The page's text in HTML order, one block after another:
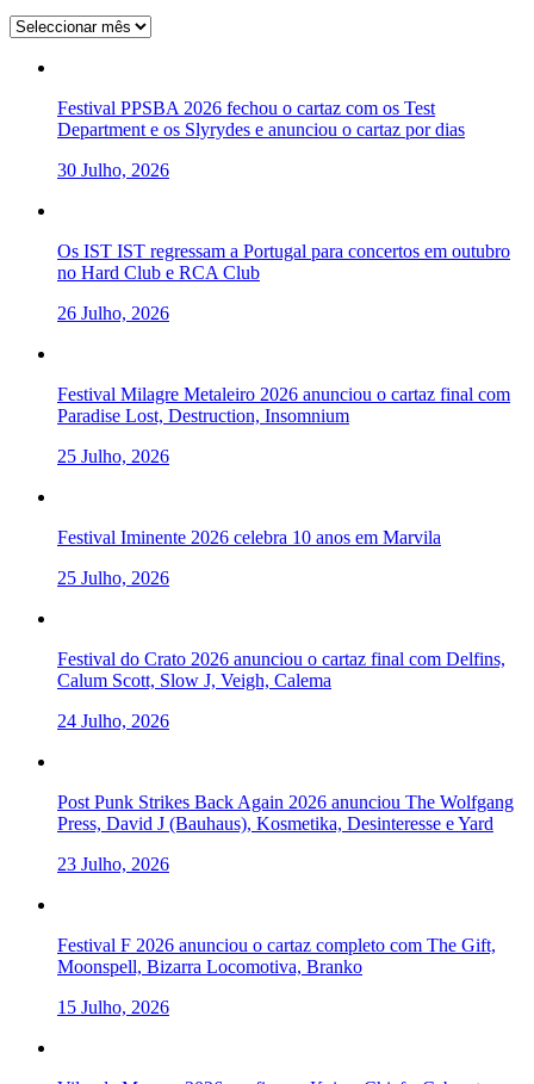
Arquivo
Festival PPSBA 2026 fechou o cartaz com os Test
Department e os Slyrydes e anunciou o cartaz por dias
30 Julho, 2026
Os IST IST regressam a Portugal para concertos em outubro
no Hard Club e RCA Club
26 Julho, 2026
Festival Milagre Metaleiro 2026 anunciou o cartaz final com
Paradise Lost, Destruction, Insomnium
25 Julho, 2026
Festival Iminente 2026 celebra 10 anos em Marvila
25 Julho, 2026
Festival do Crato 2026 anunciou o cartaz final com Delfins,
Calum Scott, Slow J, Veigh, Calema
24 Julho, 2026
Post Punk Strikes Back Again 2026 anunciou The Wolfgang
Press, David J (Bauhaus), Kosmetika, Desinteresse e Yard
23 Julho, 2026
Festival F 2026 anunciou o cartaz completo com The Gift,
Moonspell, Bizarra Locomotiva, Branko
15 Julho, 2026